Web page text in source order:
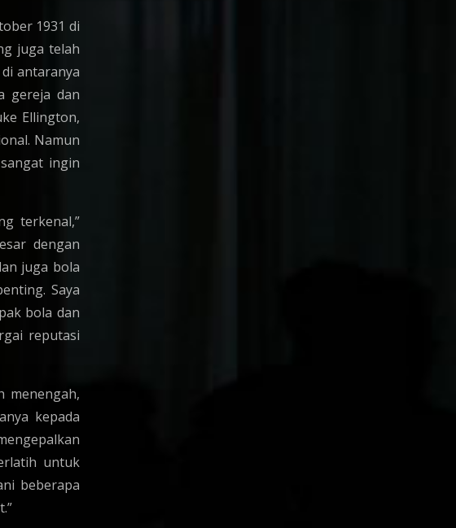
1931 di
juga telah
antaranya
gereja dan
Ellington,
Namun
ingin
terkenal,”
dengan
juga bola
Saya
bola dan
reputasi
menengah,
kepada
untuk
beberapa